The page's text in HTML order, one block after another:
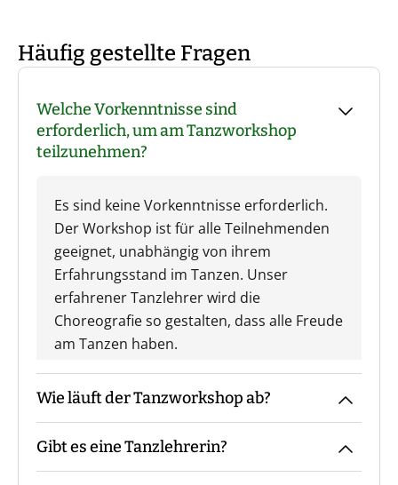
Häufig gestellte Fragen
Welche Vorkenntnisse sind
erforderlich, um am Tanzworkshop
teilzunehmen?
Es sind keine Vorkenntnisse erforderlich.
Der Workshop ist für alle Teilnehmenden
geeignet, unabhängig von ihrem
Erfahrungsstand im Tanzen. Unser
erfahrener Tanzlehrer wird die
Choreografie so gestalten, dass alle Freude
am Tanzen haben.
Wie läuft der Tanzworkshop ab?
Ihr trefft Euch in der Tanzschule und sucht
gemeinsam mit Eurer Tanzlehrerin die
Gibt es eine Tanzlehrerin?